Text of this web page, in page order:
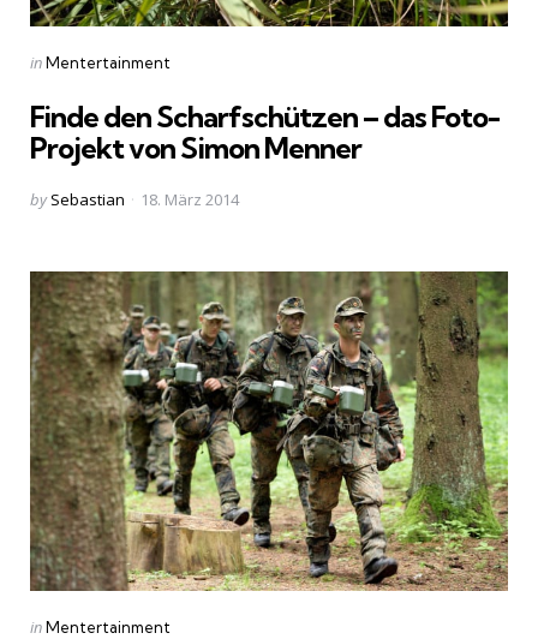
Categories
Posted
inMentertainment
Finde den Scharfschützen – das Foto-
Projekt von Simon Menner
Posted
by Sebastian 18. März 2014
Categories
Posted
inMentertainment